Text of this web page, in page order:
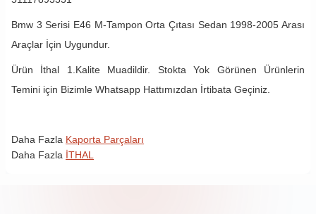
Bmw 3 Serisi E46 M-Tampon Orta Çıtası Sedan 1998-2005 Arası
Araçlar İçin Uygundur.
Ürün İthal 1.Kalite Muadildir. Stokta Yok Görünen Ürünlerin
Temini için Bizimle Whatsapp Hattımızdan İrtibata Geçiniz.
Daha Fazla Kaporta Parçaları
Daha Fazla İTHAL